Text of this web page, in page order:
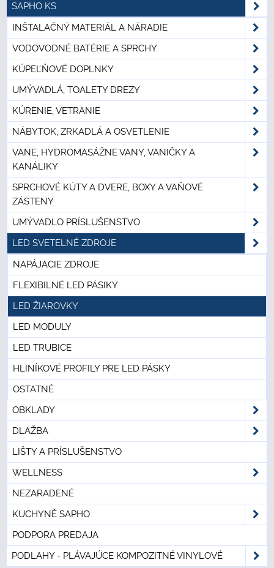
SAPHO KS
INŠTALAČNÝ MATERIÁL A NÁRADIE
VODOVODNÉ BATÉRIE A SPRCHY
KÚPEĽŇOVÉ DOPLNKY
UMÝVADLÁ, TOALETY DREZY
KÚRENIE, VETRANIE
NÁBYTOK, ZRKADLÁ A OSVETLENIE
VANE, HYDROMASÁŽNE VANY, VANIČKY A
KANÁLIKY
SPRCHOVÉ KÚTY A DVERE, BOXY A VAŇOVÉ
ZÁSTENY
UMÝVADLO PRÍSLUŠENSTVO
LED SVETELNÉ ZDROJE
NAPÁJACIE ZDROJE
FLEXIBILNÉ LED PÁSIKY
LED ŽIAROVKY
LED MODULY
LED TRUBICE
HLINÍKOVÉ PROFILY PRE LED PÁSKY
OSTATNÉ
OBKLADY
DLAŽBA
LIŠTY A PRÍSLUŠENSTVO
WELLNESS
NEZARADENÉ
KUCHYNĚ SAPHO
PODPORA PREDAJA
PODLAHY - PLÁVAJÚCE KOMPOZITNÉ VINYLOVÉ